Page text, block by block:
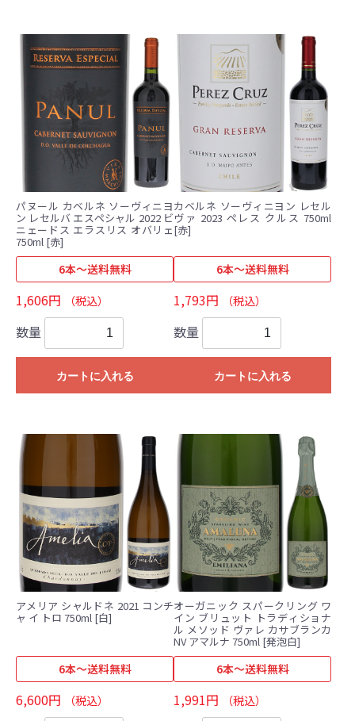
パヌール カベルネ ソーヴィニヨ
ン レセルバ エスペシャル 2022 ビ
ニェードス エラスリス オバリェ
750ml [赤]
6本～送料無料
1,606円 （税込）
数量
カートに入れる
カベルネ ソーヴィニヨン レセル
ヴァ 2023 ペレス クルス 750ml
[赤]
6本～送料無料
1,793円 （税込）
数量
カートに入れる
アメリア シャルドネ 2021 コンチ
ャ イ トロ 750ml [白]
6本～送料無料
6,600円 （税込）
オーガニック スパークリング ワ
イン ブリュット トラディショナ
ル メソッド ヴァレ カサブランカ
NV アマルナ 750ml [発泡白]
6本～送料無料
1,991円 （税込）